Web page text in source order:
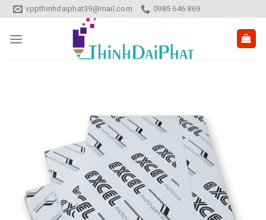
Skip
to
content
vppthinhdaiphat39@mail.com 0985 646 869